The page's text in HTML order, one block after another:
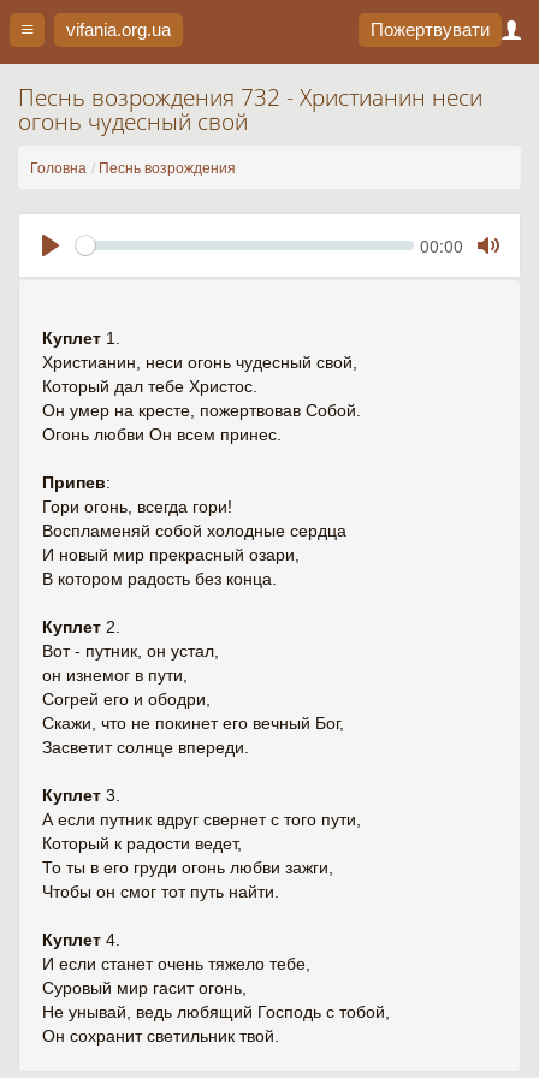
vifania.org.ua Пожертвувати
Песнь возрождения 732 - Христианин неси
огонь чудесный свой
Головна Песнь возрождения
Seek Current
00:00
Mute
Куплет 1.
Христианин, неси огонь чудесный свой,
Который дал тебе Христос.
Он умер на кресте, пожертвовав Собой.
Огонь любви Он всем принес.
Припев:
Гори огонь, всегда гори!
Воспламеняй собой холодные сердца
И новый мир прекрасный озари,
В котором радость без конца.
Куплет 2.
Вот - путник, он устал,
он изнемог в пути,
Согрей его и ободри,
Скажи, что не покинет его вечный Бог,
Засветит солнце впереди.
Куплет 3.
А если путник вдруг свернет с того пути,
Который к радости ведет,
То ты в его груди огонь любви зажги,
Чтобы он смог тот путь найти.
Куплет 4.
И если станет очень тяжело тебе,
Суровый мир гасит огонь,
Не унывай, ведь любящий Господь с тобой,
Он сохранит светильник твой.